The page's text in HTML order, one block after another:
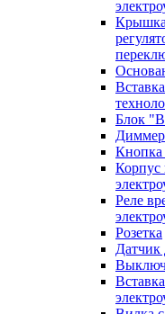
Крышка
Блок
Диммер
Корпус
Реле
Розетка
Датчик